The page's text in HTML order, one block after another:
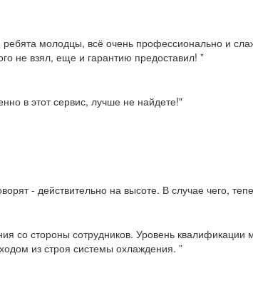
молодцы, всё очень профессионально и
не взял, еще и гарантию предоставил! ”
в этот сервис, лучше не найдете!"
- действительно на высоте. В случае чего,
со стороны сотрудников. Уровень
из строя системы охлаждения. ”